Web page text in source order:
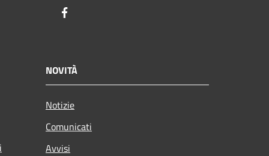
NOVITÀ
Notizie
Comunicati
Avvisi